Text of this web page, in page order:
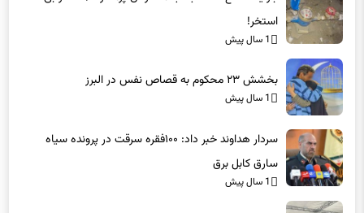
استخر!
1 سال پیش
بخشش ۲۳ محکوم به قصاص نفس در البرز
1 سال پیش
سردار هداوند خبر داد: ۱۰۰فقره سرقت در پرونده سیاه
سارق کابل برق
1 سال پیش